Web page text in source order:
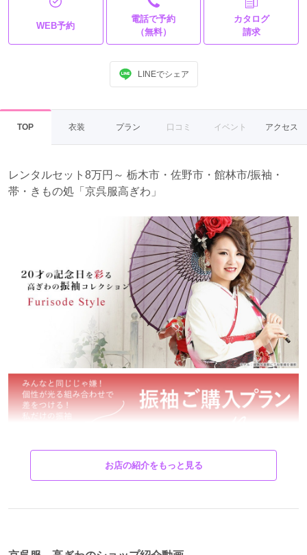
WEB予約
電話で予約
（無料）
カタログ
請求
LINEでシェア
TOP 衣装 プラン 口コミ イベント アクセス
レンタルセット8万円～ 栃木市・佐野市・館林市/振袖・
帯・きもの処「京呉服高ぎわ」
お店の紹介をもっと見る